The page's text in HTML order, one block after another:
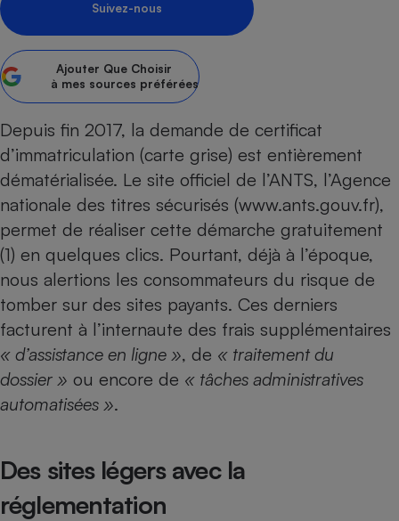
Suivez-nous
Ajouter Que Choisir
à mes sources préférées
Depuis fin 2017, la demande de certificat
d’immatriculation (carte grise) est entièrement
dématérialisée. Le site officiel de l’ANTS, l’Agence
nationale des titres sécurisés (www.ants.gouv.fr),
permet de réaliser cette démarche gratuitement
(1) en quelques clics. Pourtant, déjà à l’époque,
nous alertions les consommateurs du risque de
tomber sur des sites payants. Ces derniers
facturent à l’internaute des frais supplémentaires
« d’assistance en ligne », de « traitement du
dossier » ou encore de « tâches administratives
automatisées ».
Des sites légers avec la
réglementation
Assurance emprunteur
Banque
Lave-linge
Plaque de cuisson à
Téléviseur
Téléphone mobile -
Radiateur électrique
Antimoustique